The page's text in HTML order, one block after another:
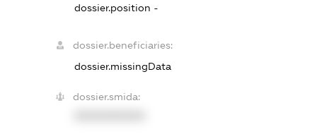
dossier.position -
dossier.beneficiaries:
dossier.missingData
dossier.smida: